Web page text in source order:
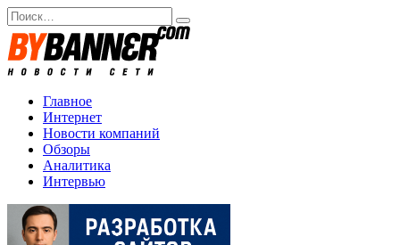
Перейти
к
содержанию
Search
for:
Главное
Интернет
Новости компаний
Обзоры
Аналитика
Интервью